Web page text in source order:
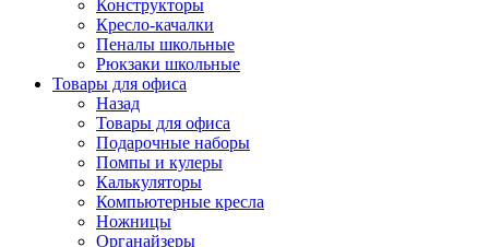
Конструкторы
Кресло-качалки
Пеналы школьные
Рюкзаки школьные
Товары для офиса
Назад
Товары для офиса
Подарочные наборы
Помпы и кулеры
Калькуляторы
Компьютерные кресла
Ножницы
Органайзеры